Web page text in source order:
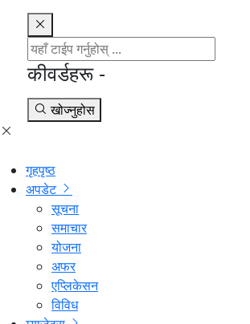
कीवर्डहरू -
खोज्नुहोस
गृहपृष्ठ
अपडेट
सूचना
समाचार
योजना
अफर
एप्लिकेसन
विविध